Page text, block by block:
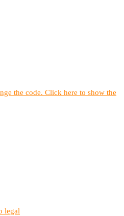
the code. Click here to show the
legal